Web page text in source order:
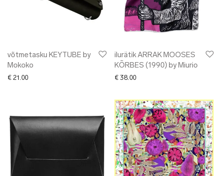
võtmetasku KEYTUBE by
Mokoko
€ 21.00
ilurätik ARRAK MOOSES
KÕRBES (1990) by Miurio
€ 38.00